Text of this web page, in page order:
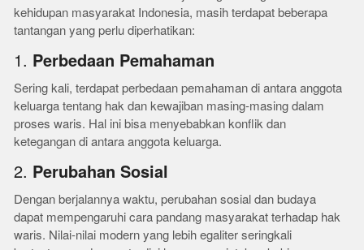
kehidupan masyarakat Indonesia, masih terdapat beberapa
tantangan yang perlu diperhatikan:
1. Perbedaan Pemahaman
Sering kali, terdapat perbedaan pemahaman di antara anggota
keluarga tentang hak dan kewajiban masing-masing dalam
proses waris. Hal ini bisa menyebabkan konflik dan
ketegangan di antara anggota keluarga.
2. Perubahan Sosial
Dengan berjalannya waktu, perubahan sosial dan budaya
dapat mempengaruhi cara pandang masyarakat terhadap hak
waris. Nilai-nilai modern yang lebih egaliter seringkali